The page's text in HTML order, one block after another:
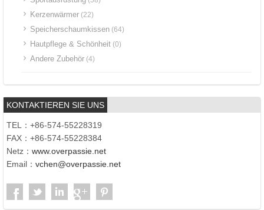
Kerzenwärmer (22)
Speicherschaumkissen (64)
Hautpflege & Schönheit (0)
Andere Zubehör (4)
KONTAKTIEREN SIE UNS
TEL：+86-574-55228319
FAX：+86-574-55228384
Netz： www.overpassie.net
Email： vchen@overpassie.net